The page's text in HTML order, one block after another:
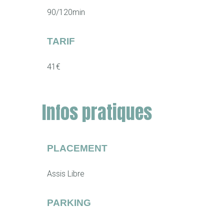
90/120min
TARIF
41€
Infos pratiques
PLACEMENT
Assis Libre
PARKING